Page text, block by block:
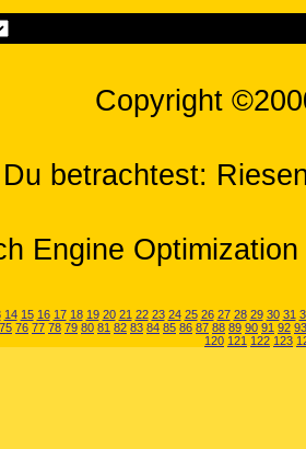
Copyright
Du betrachtest:
Engine
14 15 16 17 18 19 20 21 22 23 24 25 26 27 28 29 30 31
75 76 77 78 79 80 81 82 83 84 85 86 87 88 89 90 91 92 93
120 121 122 123